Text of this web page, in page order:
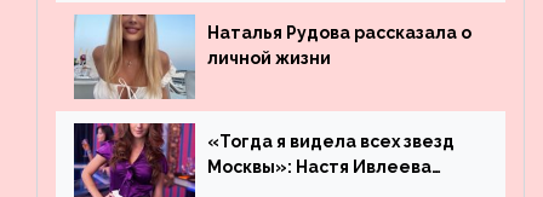
Наталья Рудова рассказала о
личной жизни
«Тогда я видела всех звезд
Москвы»: Настя Ивлеева